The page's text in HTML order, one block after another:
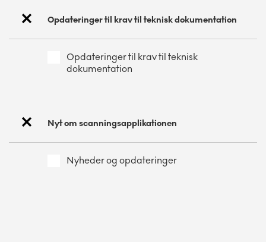
Opdateringer til krav til teknisk dokumentation
Opdateringer til krav til teknisk
dokumentation
Nyt om scanningsapplikationen
Nyheder og opdateringer